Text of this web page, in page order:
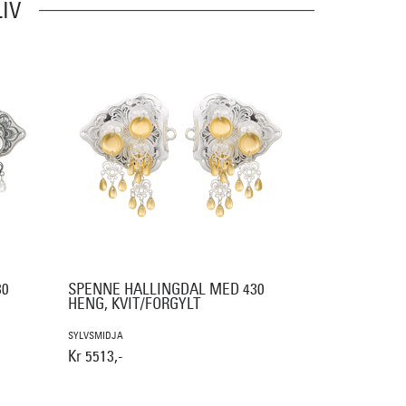
SPENNE HALLINGDAL MED 430
HENG, KVIT/FORGYLT
SYLVSMIDJA
Kr 5513,-